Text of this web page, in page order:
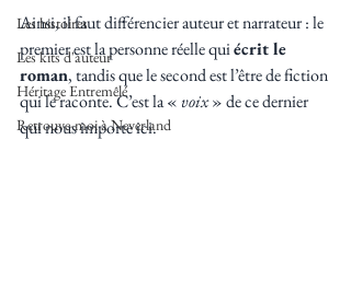
Les histoires
Les kits d'auteur
Héritage Entremêlé
Retrouve-moi à Neverland
Ainsi, il faut différencier auteur et narrateur : le
premier est la personne réelle qui écrit le
roman, tandis que le second est l’être de fiction
qui le raconte. C’est la « voix » de ce dernier
qui nous importe ici.